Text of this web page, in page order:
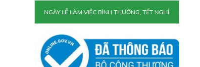
NGÀY LỄ LÀM VIỆC BÌNH THƯỜNG, TẾT NGHỈ